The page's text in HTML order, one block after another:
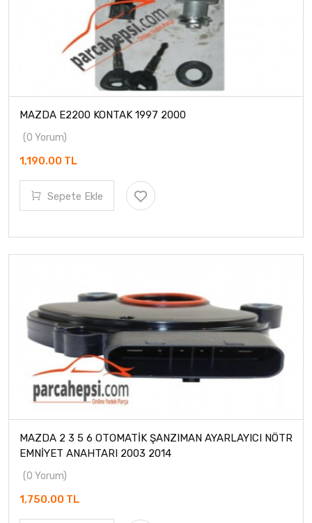
MAZDA E2200 KONTAK 1997 2000
(0 Yorum)
1,190.00 TL
Sepete Ekle
MAZDA 2 3 5 6 OTOMATİK ŞANZIMAN AYARLAYICI NÖTR
EMNİYET ANAHTARI 2003 2014
(0 Yorum)
1,750.00 TL